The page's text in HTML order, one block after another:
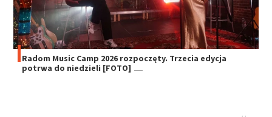
Radom Music Camp 2026 rozpoczęty. Trzecia edycja
potrwa do niedzieli [FOTO]